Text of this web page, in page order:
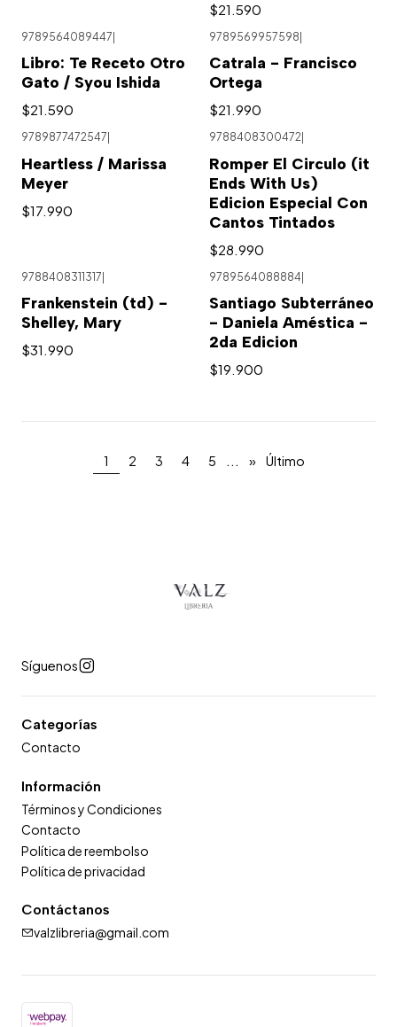
$21.590
9789564089447
Libro: Te Receto Otro
Gato / Syou Ishida
$21.590
9789569957598
Catrala - Francisco
Ortega
$21.990
9789877472547
Heartless / Marissa
Meyer
$17.990
9788408300472
Romper El Circulo (it
Ends With Us)
Edicion Especial Con
Cantos Tintados
$28.990
9788408311317
Frankenstein (td) -
Shelley, Mary
$31.990
9789564088884
Santiago Subterráneo
- Daniela Améstica -
2da Edicion
$19.900
1 2 3 4 5 ... » Último
Síguenos
Categorías
Contacto
Información
Términos y Condiciones
Contacto
Política de reembolso
Política de privacidad
Contáctanos
valzlibreria@gmail.com